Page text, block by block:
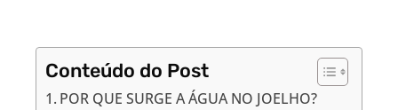
Conteúdo do Post
POR QUE SURGE A ÁGUA NO JOELHO?